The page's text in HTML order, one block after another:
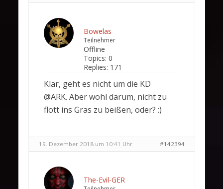
Bowelas
Teilnehmer
Offline
Topics: 0
Replies: 171
Klar, geht es nicht um die KD
@ARK. Aber wohl darum, nicht zu
flott ins Gras zu beißen, oder? :)
19. Dezember 2018 um 10:41 Uhr #142394
The-Evil-GER